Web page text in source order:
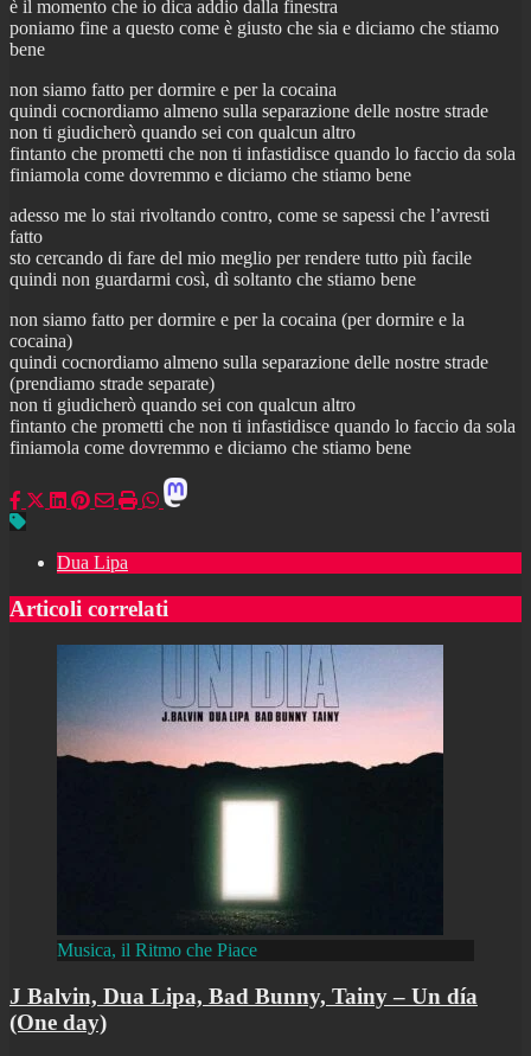
è il momento che io dica addio dalla finestra
poniamo fine a questo come è giusto che sia e diciamo che stiamo
bene
non siamo fatto per dormire e per la cocaina
quindi cocnordiamo almeno sulla separazione delle nostre strade
non ti giudicherò quando sei con qualcun altro
fintanto che prometti che non ti infastidisce quando lo faccio da sola
finiamola come dovremmo e diciamo che stiamo bene
adesso me lo stai rivoltando contro, come se sapessi che l’avresti
fatto
sto cercando di fare del mio meglio per rendere tutto più facile
quindi non guardarmi così, dì soltanto che stiamo bene
non siamo fatto per dormire e per la cocaina (per dormire e la
cocaina)
quindi cocnordiamo almeno sulla separazione delle nostre strade
(prendiamo strade separate)
non ti giudicherò quando sei con qualcun altro
fintanto che prometti che non ti infastidisce quando lo faccio da sola
finiamola come dovremmo e diciamo che stiamo bene
Dua Lipa
Articoli correlati
Musica, il Ritmo che Piace
J Balvin, Dua Lipa, Bad Bunny, Tainy – Un día
(One day)